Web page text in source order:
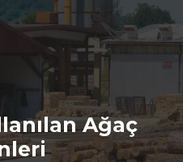
Ağaç